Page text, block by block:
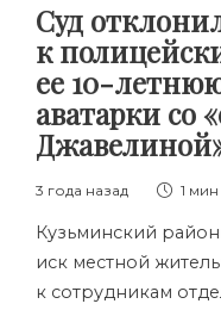
Суд
к
ее 10-
аватарки со
3 года назад 1 мин
Кузьминский
иск местной
к сотрудникам